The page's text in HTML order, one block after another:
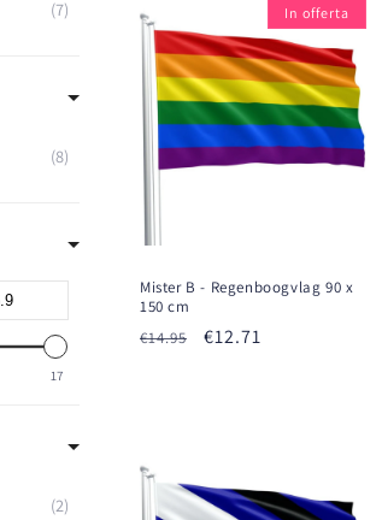
7
8
17
2
In offerta
Mister B - Regenboogvlag 90 x
150 cm
Prezzo
€14.95
Prezzo
€12.71